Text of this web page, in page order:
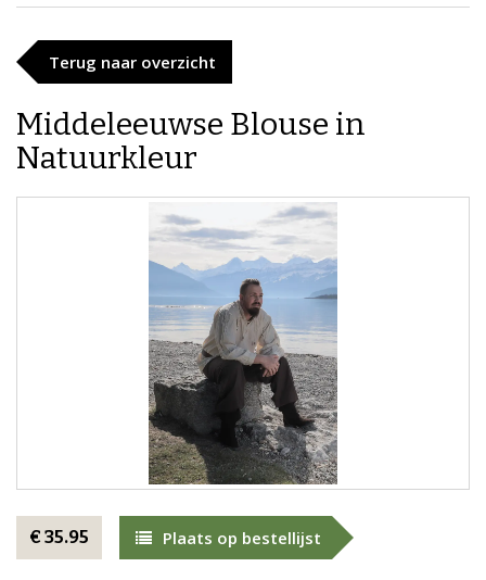
Terug naar overzicht
Middeleeuwse Blouse in
Natuurkleur
€ 35.95 Plaats op bestellijst